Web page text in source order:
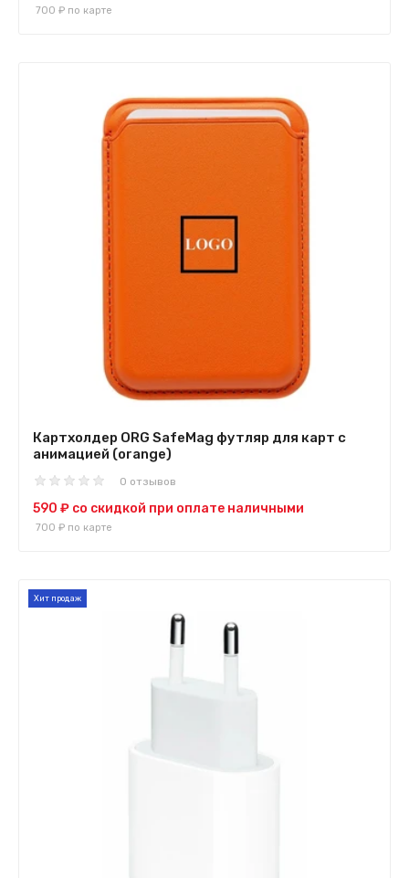
700 ₽ по карте
Картхолдер ORG SafeMag футляр для карт с
анимацией (orange)
0 отзывов
590 ₽ со скидкой при оплате наличными
700 ₽ по карте
Хит продаж